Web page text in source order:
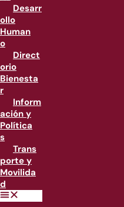
Desarr
ollo
Human
o
Direct
orio
Bienesta
r
Inform
ación y
Política
s
Trans
porte y
Movilida
d